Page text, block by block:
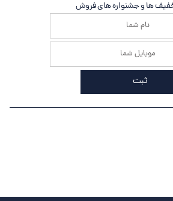
ها و جشنواره های فروش
ثبت